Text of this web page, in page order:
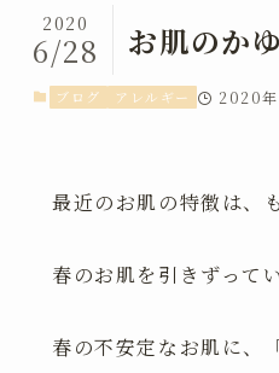
お肌のか
2020
6/28
ブログ アレルギー 2020
最近のお肌の特徴は、
春のお肌を引きずって
春の不安定なお肌に、